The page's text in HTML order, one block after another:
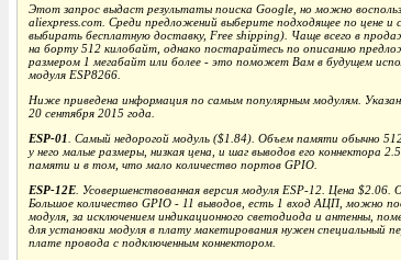
Этот запрос выдаст результаты поиска Google, но можно
aliexpress.com. Среди предложений выберите подходящее по цене и
выбирать бесплатную доставку, Free shipping). Чаще всего в
на борту 512 килобайт, однако постарайтесь по описанию
размером 1 мегабайт или более - это поможет Вам в будущем
модуля ESP8266.
Ниже приведена информация по самым популярным модулям.
20 сентября 2015 года.
ESP-01 . Самый недорогой модуль ($1.84). Объем памяти обычно
у него малые размеры, низкая цена, и шаг выводов его коннектора
памяти и в том, что мало количество портов GPIO.
ESP-12E . Усовершенствованная версия модуля ESP-12. Цена
Большое количество GPIO - 11 выводов, есть 1 вход АЦП, можно
модуля, за исключением индикационного светодиода и антенны,
для установки модуля в плату макетирования нужен специальный
плате провода с подключенным коннектором.